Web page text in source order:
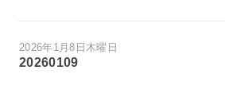
2026年1月8日木曜日
20260109